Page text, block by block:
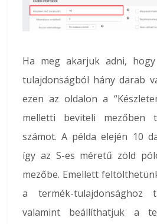
Ha meg akarjuk adni,
tulajdonságból hány darab
ezen az oldalon a
melletti beviteli mezőben
számot. A példa elején 10
így az S-es méretű zöld
mezőbe. Emellett
a termék-
valamint beállíthatjuk a